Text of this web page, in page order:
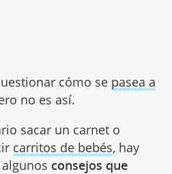
cómo se pasea a
no es así.
sacar un carnet o
carritos de bebés, hay
consejos que